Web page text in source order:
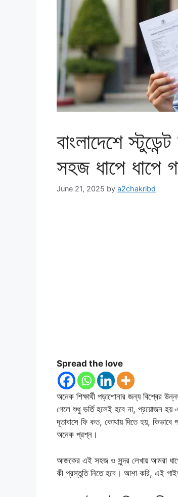
বাংলাদেশে
সহজ ধাপে ধাপে
June 21, 2025 by a2chakribd
Spread the love
অনেক শিক্ষার্থী পড়াশোনার জন্য বিশ্বের
গেলে শুধু ভর্তি হলেই হবে না, প্রয়োজন হয়
দূতাবাসে ফি কত, কোথায় দিতে হয়,
অনেক প্রশ্ন।
আজকের এই সহজ ও সুন্দর লেখায় আমরা ধাপে
কী প্রস্তুতি নিতে হবে। আশা করি, এই